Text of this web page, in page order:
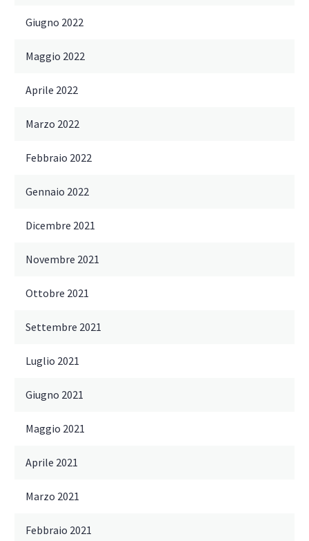
Giugno 2022
Maggio 2022
Aprile 2022
Marzo 2022
Febbraio 2022
Gennaio 2022
Dicembre 2021
Novembre 2021
Ottobre 2021
Settembre 2021
Luglio 2021
Giugno 2021
Maggio 2021
Aprile 2021
Marzo 2021
Febbraio 2021